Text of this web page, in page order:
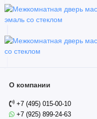
О компании
+7 (495) 015-00-10
+7 (925) 899-24-63